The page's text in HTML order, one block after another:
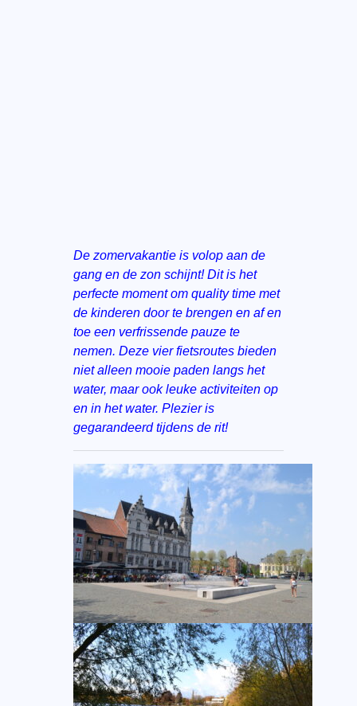
De zomervakantie is volop aan de
gang en de zon schijnt! Dit is het
perfecte moment om quality time met
de kinderen door te brengen en af en
toe een verfrissende pauze te
nemen. Deze vier fietsroutes bieden
niet alleen mooie paden langs het
water, maar ook leuke activiteiten op
en in het water. Plezier is
gegarandeerd tijdens de rit!